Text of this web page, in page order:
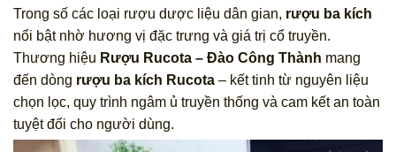
Trong số các loại rượu dược liệu dân gian, rượu ba kích
nổi bật nhờ hương vị đặc trưng và giá trị cổ truyền.
Thương hiệu Rượu Rucota – Đào Công Thành mang
đến dòng rượu ba kích Rucota – kết tinh từ nguyên liệu
chọn lọc, quy trình ngâm ủ truyền thống và cam kết an toàn
tuyệt đối cho người dùng.